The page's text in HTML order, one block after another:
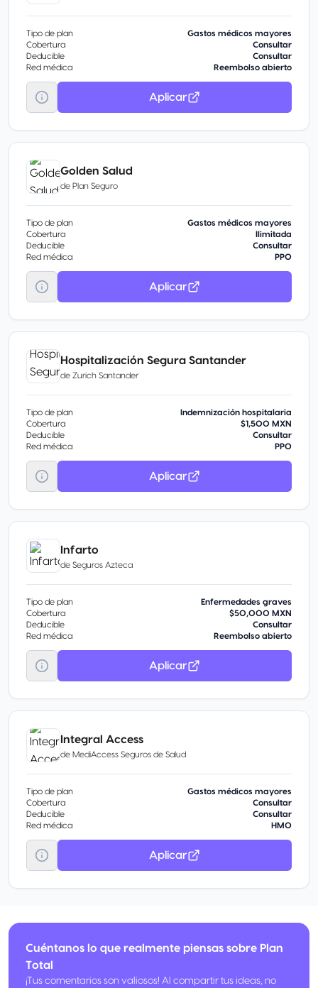
Tipo de plan
Gastos médicos mayores
Cobertura
Consultar
Deducible
Consultar
Red médica
Reembolso abierto
Aplicar
Golden Salud
de Plan Seguro
Tipo de plan
Gastos médicos mayores
Cobertura
Ilimitada
Deducible
Consultar
Red médica
PPO
Aplicar
Hospitalización Segura Santander
de Zurich Santander
Tipo de plan
Indemnización hospitalaria
Cobertura
$1,500 MXN
Deducible
Consultar
Red médica
PPO
Aplicar
Infarto
de Seguros Azteca
Tipo de plan
Enfermedades graves
Cobertura
$50,000 MXN
Deducible
Consultar
Red médica
Reembolso abierto
Aplicar
Integral Access
de MediAccess Seguros de Salud
Tipo de plan
Gastos médicos mayores
Cobertura
Consultar
Deducible
Consultar
Red médica
HMO
Aplicar
Cuéntanos lo que realmente piensas sobre Plan
Total
¡Tus comentarios son valiosos! Al compartir tus ideas, no